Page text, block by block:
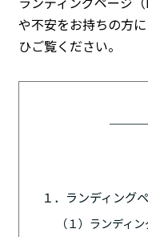
や不安をお持ちの方
ひご覧ください。
１．ランディング
（１）ランディ